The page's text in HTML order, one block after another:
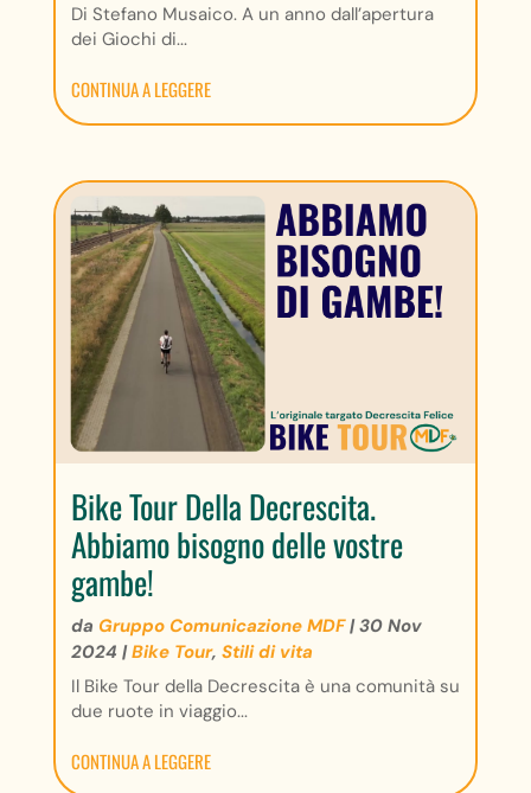
Di Stefano Musaico. A un anno dall’apertura
dei Giochi di...
CONTINUA A LEGGERE
Bike Tour Della Decrescita.
Abbiamo bisogno delle vostre
gambe!
da Gruppo Comunicazione MDF|30 Nov
2024 |Bike Tour, Stili di vita
Il Bike Tour della Decrescita è una comunità su
due ruote in viaggio...
CONTINUA A LEGGERE